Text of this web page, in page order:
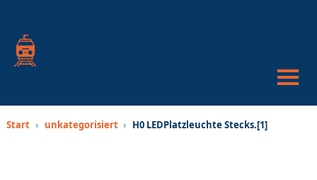
oder
Start › unkategorisiert › H0 LEDPlatzleuchte Stecks.[1]